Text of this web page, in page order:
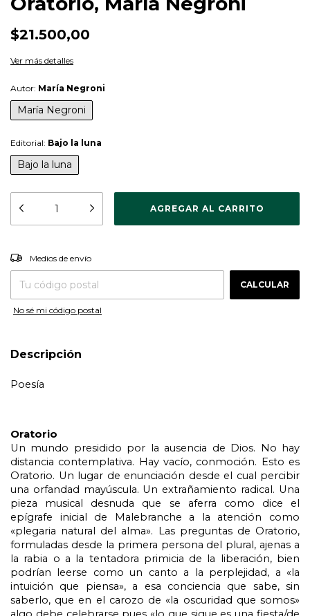
$21.500,00
Ver más detalles
Autor: María Negroni
María Negroni
Editorial: Bajo la luna
Bajo la luna
Entregas para el CP:
Medios de envío
CALCULAR
No sé mi código postal
Descripción
Poesía
Oratorio
Un mundo presidido por la ausencia de Dios. No hay
distancia contemplativa. Hay vacío, conmoción. Esto es
Oratorio. Un lugar de enunciación desde el cual percibir
una orfandad mayúscula. Un extrañamiento radical. Una
pieza musical desnuda que se aferra como dice el
epígrafe inicial de Malebranche a la atención como
«plegaria natural del alma». Las preguntas de Oratorio,
formuladas desde la primera persona del plural, ajenas a
la rabia o a la tentadora primicia de la liberación, bien
podrían leerse como un canto a la perplejidad, a «la
intuición que piensa», a esa conciencia que sabe, sin
saberlo, que en el carozo de «la oscuridad que somos»